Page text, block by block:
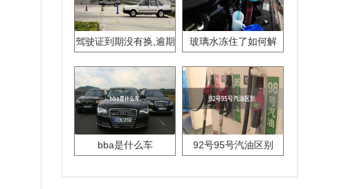
驾驶证到期没有换,逾期
玻璃水冻住了如何解
bba是什么车 92号95号汽油区别